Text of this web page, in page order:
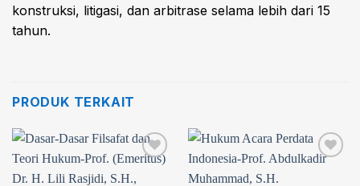
konstruksi, litigasi, dan arbitrase selama lebih dari 15
tahun.
PRODUK TERKAIT